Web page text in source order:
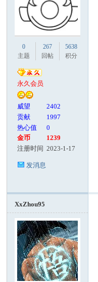
0
主题
267
回帖
5638
积分
永久会员
威望
2402
贡献
1997
热心值
0
金币
1239
注册时间 2023-1-17
发消息
XxZhou95